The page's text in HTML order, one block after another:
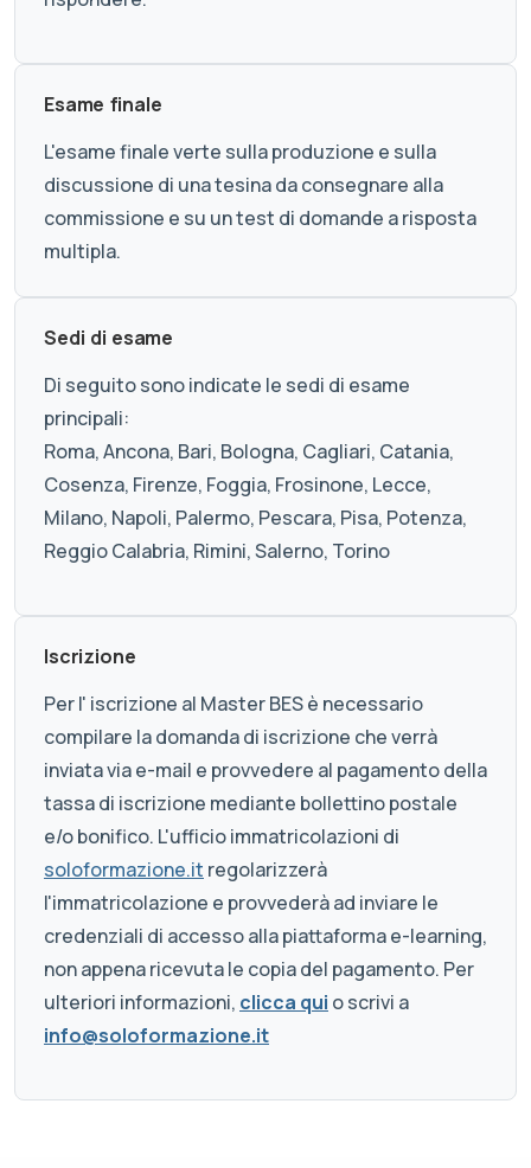
Esame finale
L'esame finale verte sulla produzione e sulla
discussione di una tesina da consegnare alla
commissione e su un test di domande a risposta
multipla.
Sedi di esame
Di seguito sono indicate le sedi di esame
principali:
Roma, Ancona, Bari, Bologna, Cagliari, Catania,
Cosenza, Firenze, Foggia, Frosinone, Lecce,
Milano, Napoli, Palermo, Pescara, Pisa, Potenza,
Reggio Calabria, Rimini, Salerno, Torino
Iscrizione
Per l' iscrizione al Master BES è necessario
compilare la domanda di iscrizione che verrà
inviata via e-mail e provvedere al pagamento della
tassa di iscrizione mediante bollettino postale
e/o bonifico. L'ufficio immatricolazioni di
soloformazione.it regolarizzerà
l'immatricolazione e provvederà ad inviare le
credenziali di accesso alla piattaforma e-learning,
non appena ricevuta le copia del pagamento. Per
ulteriori informazioni, clicca qui o scrivi a
info@soloformazione.it